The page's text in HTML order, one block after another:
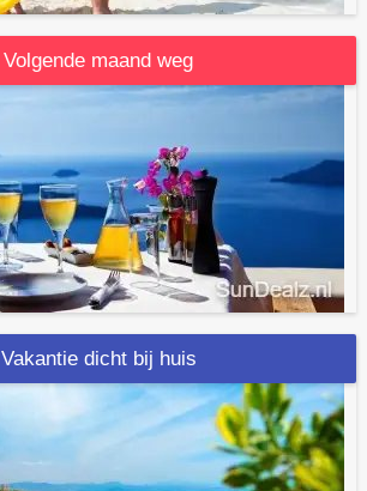
Volgende maand weg
Vakantie dicht bij huis